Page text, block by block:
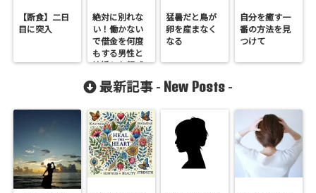
【断食】二日
目に突入
絶対に別れな
い！働かない
で借金を何度
もする男性と
結婚した親戚
の末路２
猛暑だと鳥が
卵を産まなく
なる
自分を癒す一
番の方法を見
つけて
最新記事 - New Posts -